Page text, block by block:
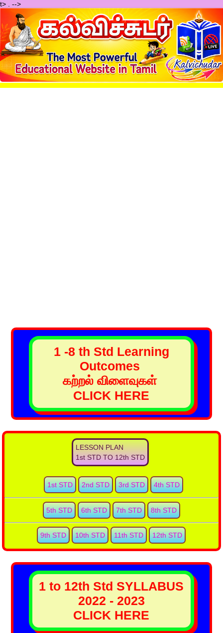
t> -->
1 -8 th Std Learning
Outcomes
கற்றல் விளைவுகள்
CLICK HERE
LESSON PLAN
1st STD TO 12th STD
1st STD 2nd STD 3rd STD 4th STD
5th STD 6th STD 7th STD 8th STD
9th STD 10th STD 11th STD 12th STD
1 to 12th Std SYLLABUS
2022 - 2023
CLICK HERE